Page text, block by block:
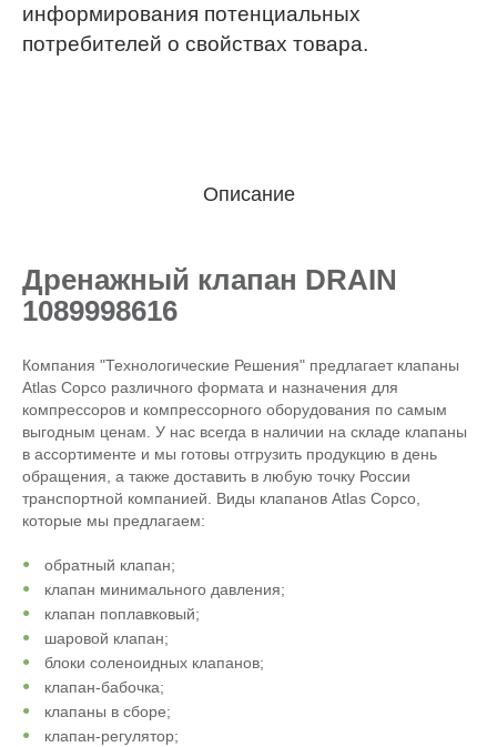
информирования потенциальных
потребителей о свойствах товара.
Описание
Дренажный клапан DRAIN
1089998616
Компания "Технологические Решения" предлагает клапаны
Atlas Copco различного формата и назначения для
компрессоров и компрессорного оборудования по самым
выгодным ценам. У нас всегда в наличии на складе клапаны
в ассортименте и мы готовы отгрузить продукцию в день
обращения, а также доставить в любую точку России
транспортной компанией. Виды клапанов Atlas Copco,
которые мы предлагаем:
обратный клапан;
клапан минимального давления;
клапан поплавковый;
шаровой клапан;
блоки соленоидных клапанов;
клапан-бабочка;
клапаны в сборе;
клапан-регулятор;